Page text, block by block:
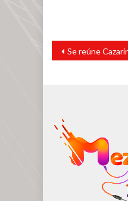
Navegación
entradas
Se reúne Cazarín con María